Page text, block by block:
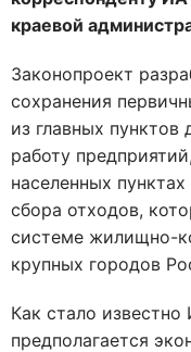
краевой
Законопроект
сохранения
из главных пунктов
работу
населенных
сбора отходов,
системе жилищно-
крупных городов
Как стало
предполагается